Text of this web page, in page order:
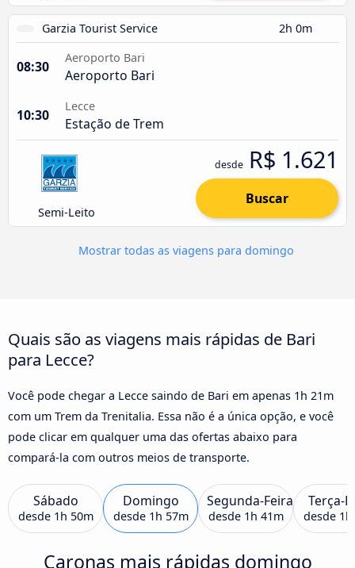
Garzia Tourist Service 2h 0m
08:30
Aeroporto Bari
Aeroporto Bari
10:30
Lecce
Estação de Trem
Semi-Leito
desde R$ 1.621
Buscar
Mostrar todas as viagens para domingo
Quais são as viagens mais rápidas de Bari
para Lecce?
Você pode chegar a Lecce saindo de Bari em apenas 1h 21m
com um Trem da Trenitalia. Essa não é a única opção, e você
pode clicar em qualquer uma das ofertas abaixo para
compará-la com outros meios de transporte.
Sábado
desde 1h 50m
Domingo
desde 1h 57m
Segunda-Feira
desde 1h 41m
Terça-
desde
Caronas mais rápidas domingo